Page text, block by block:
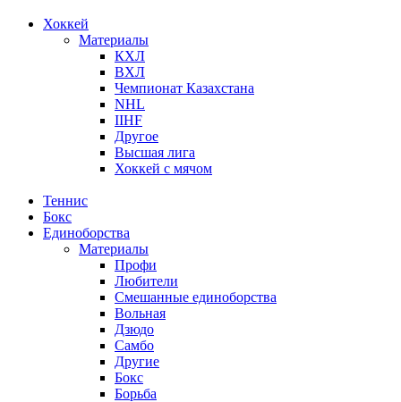
Хоккей
Материалы
КХЛ
ВХЛ
Чемпионат Казахстана
NHL
IIHF
Другое
Высшая лига
Хоккей с мячом
Теннис
Бокс
Единоборства
Материалы
Профи
Любители
Смешанные единоборства
Вольная
Дзюдо
Самбо
Другие
Бокс
Борьба